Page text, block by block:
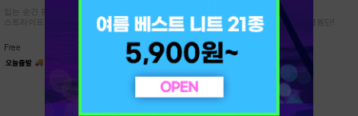
입는 순간 편안함이 달라지는 캡내장
스트라이프 홈웨어 SET
Free
[ 답답한ZERO! 시스루 원단! ]
[55-99] 은은하게 반짝이는 고급링클원단!
자연스럽게 흐르는 핏!
Free